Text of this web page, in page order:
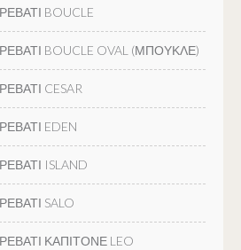
BOUCLE
BOUCLE OVAL (ΜΠΟΥΚΛΕ)
CESAR
EDEN
ISLAND
SALO
ΚΑΠΙΤΟΝΕ LEO